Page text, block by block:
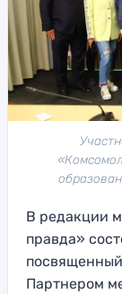
В редакции
правда»
Партнером